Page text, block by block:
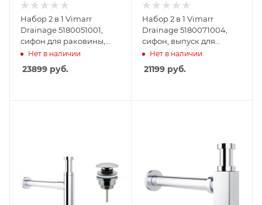
Набор 2 в 1 Vimarr
Drainage 5180051001,
сифон для раковины,
донный клапан с
переливом, хром
Нет в наличии
23899 руб.
Набор 2 в 1 Vimarr
Drainage 5180071004,
сифон, выпуск для
раковины, хром
Нет в наличии
21199руб.